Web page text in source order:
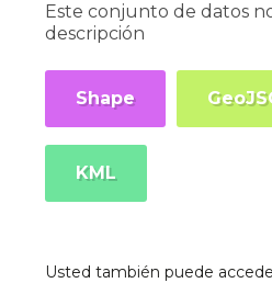
Este conjunto de datos
descripción
Shape
KML
Usted también puede